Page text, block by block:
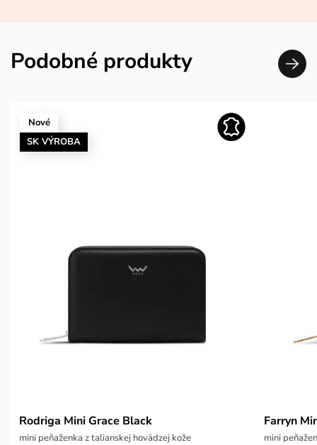
Podobné produkty
Nové
SK VÝROBA
Rodriga Mini Grace Black
mini peňaženka z talianskej hovädzej kože
Farryn
mini